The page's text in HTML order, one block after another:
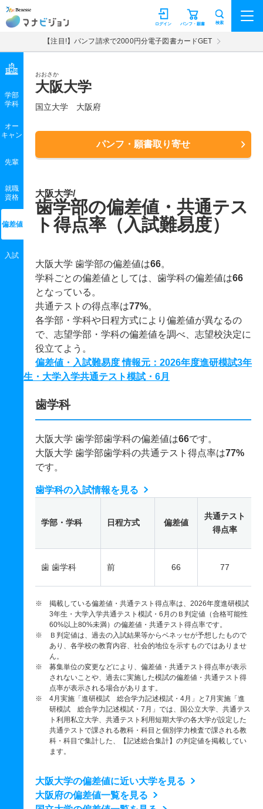
マナビジョン パンフ・願書
ログイン 検索
【注目!】パンフ請求で2000円分電子図書カードGET
おおさか
大阪大学
国立大学 大阪府
パンフ・願書取り寄せ
学部
学科
オー
キャン
先輩
就職
資格
偏差値
入試
大阪大学/
歯学部の偏差値・共通テス
ト得点率（入試難易度）
大阪大学 歯学部の偏差値は66。
学科ごとの偏差値としては、歯学科の偏差値は66
となっている。
共通テストの得点率は77%。
各学部・学科や日程方式により偏差値が異なるの
で、志望学部・学科の偏差値を調べ、志望校決定に
役立てよう。
偏差値・入試難易度 情報元：2026年度進研模試3年
生・大学入学共通テスト模試・6月
歯学科
大阪大学 歯学部歯学科の偏差値は66です。
大阪大学 歯学部歯学科の共通テスト得点率は77%
です。
歯学科の入試情報を見る
学部・学科 日程方式 偏差値
共通テスト
得点率
歯 歯学科 前 66 77
※ 掲載している偏差値・共通テスト得点率は、2026年度進研模試
3年生・大学入学共通テスト模試・6月のＢ判定値（合格可能性
60%以上80%未満）の偏差値・共通テスト得点率です。
※ Ｂ判定値は、過去の入試結果等からベネッセが予想したもので
あり、各学校の教育内容、社会的地位を示すものではありませ
ん。
※ 募集単位の変更などにより、偏差値・共通テスト得点率が表示
されないことや、過去に実施した模試の偏差値・共通テスト得
点率が表示される場合があります。
※ 4月実施「進研模試 総合学力記述模試・4月」と7月実施「進
研模試 総合学力記述模試・7月」では、国公立大学、共通テス
ト利用私立大学、共通テスト利用短期大学の各大学が設定した
共通テストで課される教科・科目と個別学力検査で課される教
科・科目で集計した、【記述総合集計】の判定値を掲載してい
ます。
大阪大学の偏差値に近い大学を見る
大阪府の偏差値一覧を見る